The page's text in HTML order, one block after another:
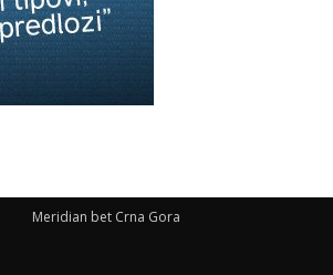
Meridian bet Crna Gora